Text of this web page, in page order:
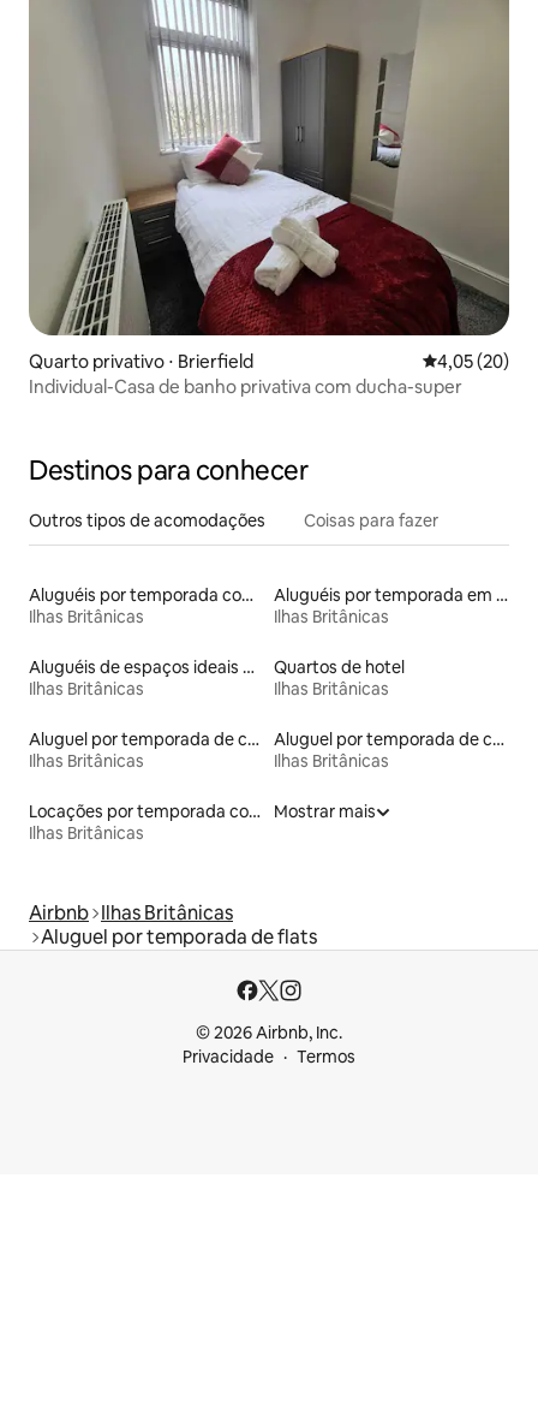
Quarto privativo ⋅ Brierfield 4,05 de uma
4,05 (20)
Individual-Casa de banho privativa com ducha-super
Destinos para conhecer
Outros tipos de acomodações Coisas para fazer
Aluguéis por temporada com cama de altura acessível
Ilhas Britânicas
Aluguéis por temporada em resorts
Ilhas Britânicas
Aluguéis de espaços ideais para famílias
Ilhas Britânicas
Quartos de hotel
Ilhas Britânicas
Aluguel por temporada de contêineres
Ilhas Britânicas
Aluguel por temporada de casas-barco
Ilhas Britânicas
Locações por temporada com piscina
Ilhas Britânicas
Mostrar mais
Airbnb Ilhas Britânicas
Aluguel por temporada de flats
© 2026 Airbnb, Inc.
Privacidade
Termos